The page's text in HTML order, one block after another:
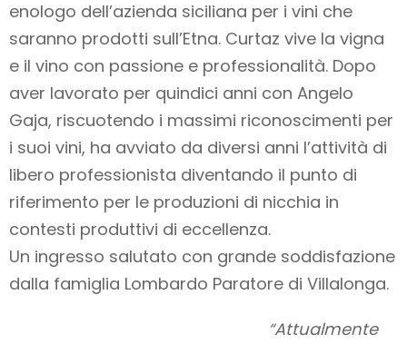
enologo dell’azienda siciliana per i vini che
saranno prodotti sull’Etna. Curtaz vive la vigna
e il vino con passione e professionalità. Dopo
aver lavorato per quindici anni con Angelo
Gaja, riscuotendo i massimi riconoscimenti per
i suoi vini, ha avviato da diversi anni l’attività di
libero professionista diventando il punto di
riferimento per le produzioni di nicchia in
contesti produttivi di eccellenza.
Un ingresso salutato con grande soddisfazione
dalla famiglia Lombardo Paratore di Villalonga.
“Attualmente